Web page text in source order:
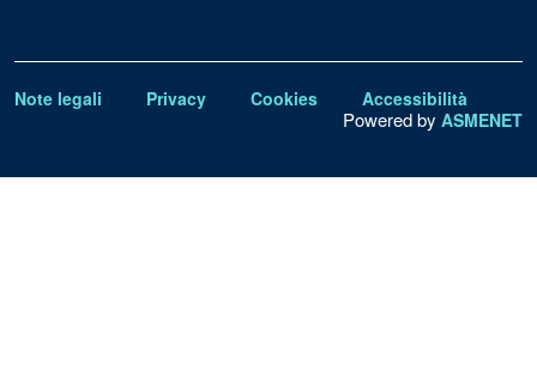
Note legali Privacy Cookies Accessibilità
Powered by ASMENET